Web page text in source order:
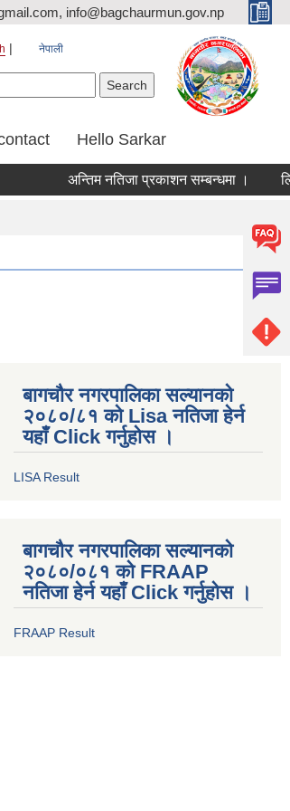
info@bagchaurmun.gov.np
नेपाली
Hello Sarkar
अन्तिम नतिजा प्रकाशन सम्बन्धमा ।
बागचौर नगरपालिका सल्यानको
२०८०/८१ को Lisa नतिजा हेर्न
यहाँ Click गर्नुहोस ।
LISA Result
बागचौर नगरपालिका सल्यानको
२०८०/०८१ को FRAAP
नतिजा हेर्न यहाँ Click गर्नुहोस ।
FRAAP Result